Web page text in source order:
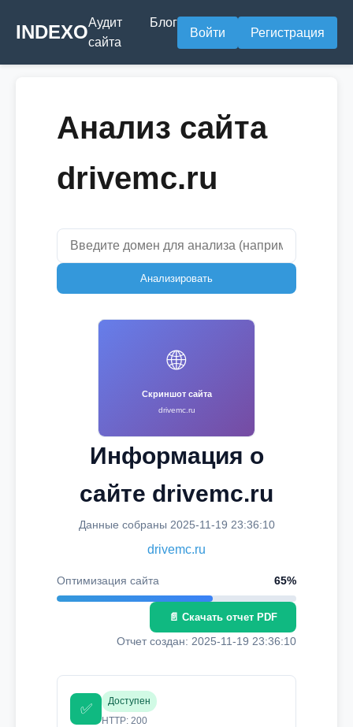
INDEXOАудит
сайта
Блог
Войти Регистрация
Анализ сайта
drivemc.ru
Анализировать
🌐
Скриншот сайта
drivemc.ru
Информация о
сайте drivemc.ru
Данные собраны 2025-11-19 23:36:10
drivemc.ru
Оптимизация сайта 65%
📄 Скачать отчет PDF
Отчет создан: 2025-11-19 23:36:10
✅
Доступен
HTTP: 200